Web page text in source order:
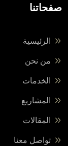
صفحاتنا
الرئيسية
من نحن
الخدمات
المشاريع
المقالات
تواصل معنا